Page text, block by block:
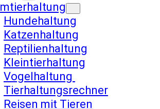
Hundehaltung
Katzenhaltung
Reptilienhaltung
Kleintierhaltung
Vogelhaltung
Tierhaltungsrechner
Reisen mit Tieren